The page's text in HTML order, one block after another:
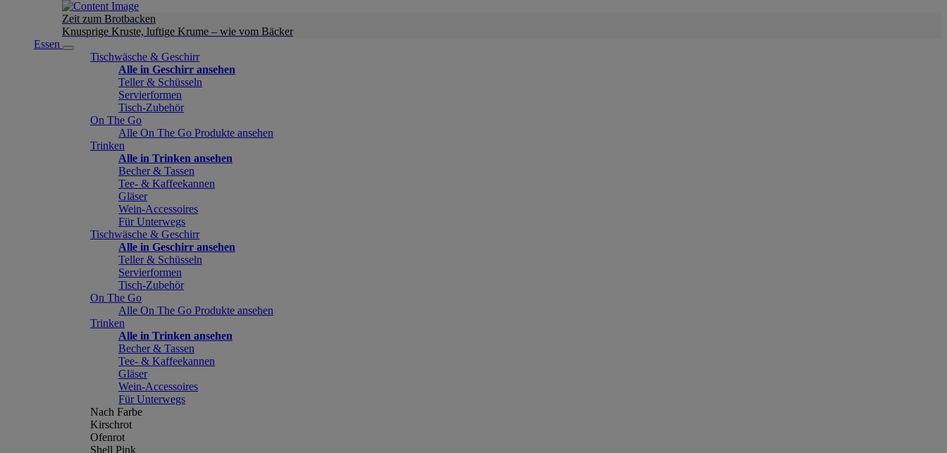
Zeit zum Brotbacken
Knusprige Kruste, luftige Krume – wie vom Bäcker
Essen
Tischwäsche & Geschirr
Alle in Geschirr ansehen
Teller & Schüsseln
Servierformen
Tisch-Zubehör
On The Go
Alle On The Go Produkte ansehen
Trinken
Alle in Trinken ansehen
Becher & Tassen
Tee- & Kaffeekannen
Gläser
Wein-Accessoires
Für Unterwegs
Tischwäsche & Geschirr
Alle in Geschirr ansehen
Teller & Schüsseln
Servierformen
Tisch-Zubehör
On The Go
Alle On The Go Produkte ansehen
Trinken
Alle in Trinken ansehen
Becher & Tassen
Tee- & Kaffeekannen
Gläser
Wein-Accessoires
Für Unterwegs
Nach Farbe
Kirschrot
Ofenrot
Shell Pink